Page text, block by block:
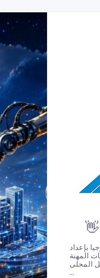
👋
بإعداد
المهنة
المحلى
...